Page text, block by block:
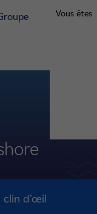
Vous êtes
clin d'œil